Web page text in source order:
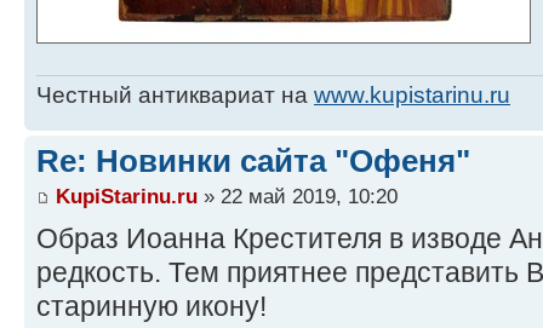
Честный антиквариат на www.kupistarinu.ru
Re: Новинки сайта "Офеня"
KupiStarinu.ru » 22 май 2019, 10:20
Образ Иоанна Крестителя в изводе
редкость. Тем приятнее
старинную икону!